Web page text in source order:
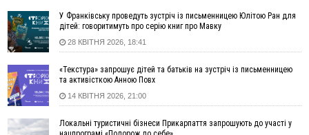
04 Серпня
19:49
«Коли я обернувся, ворог уже був у нашій траншеї»:
командир з Надвірної на псевдо «Француз»
18:45
Є висока потреба у кількох групах крові: прикарпатців
18:07
У Франківську звільнили водія маршрутки, який зневажив і
образив матір загиблого воїна
У Франківську проведуть зустріч із письменницею Юлітою Ран для
дітей: говоритимуть про серію книг про Мавку
28 КВІТНЯ 2026, 18:41
«Текстура» запрошує дітей та батьків на зустріч із письменницею
та активісткою Анною Повх
14 КВІТНЯ 2026, 21:00
Локальні туристичні бізнеси Прикарпаття запрошують до участі у